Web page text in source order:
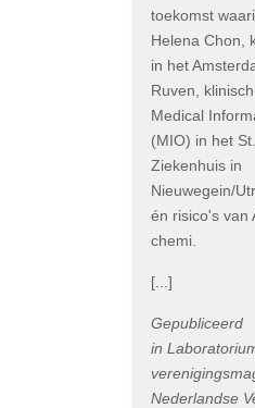
toekomst
Helena Chon,
in het
Ruven,
Medical
(MIO) in het
Ziekenhuis in
Nieuwegein/
én risico's van
chemi.
[...]
Gepubliceerd
in
Nederlandse